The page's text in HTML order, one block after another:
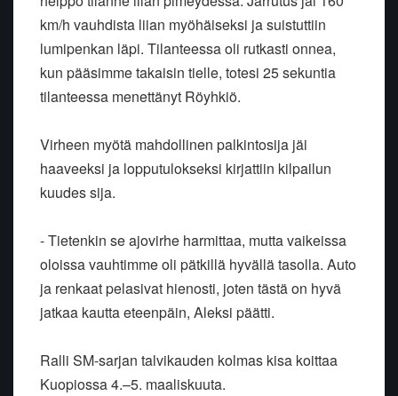
km/h vauhdista liian myöhäiseksi jasuistuttiin
lumipenkan läpi. Tilanteessa oli rutkasti onnea,
kun pääsimme takaisin tielle, totesi 25 sekuntia
tilanteessa menettänyt Röyhkiö.
Virheen myötä mahdollinen palkintosija jäi
haaveeksi ja lopputulokseksi kirjattiin kilpailun
kuudes sija.
- Tietenkin se ajovirhe harmittaa, mutta vaikeissa
oloissa vauhtimme oli pätkillä hyvällä tasolla. Auto
ja renkaat pelasivat hienosti, joten tästä on hyvä
jatkaa kautta eteenpäin, Aleksi päätti.
Ralli SM-sarjan talvikauden kolmas kisa koittaa
Kuopiossa 4.–5. maaliskuuta.